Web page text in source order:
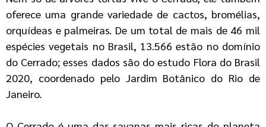
oferece uma grande variedade de cactos, bromélias,
orquídeas e palmeiras. De um total de mais de 46 mil
espécies vegetais no Brasil, 13.566 estão no domínio
do Cerrado; esses dados são do estudo Flora do Brasil
2020, coordenado pelo Jardim Botânico do Rio de
Janeiro.